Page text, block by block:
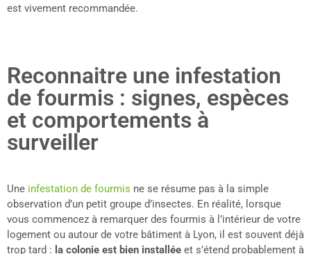
est vivement recommandée.
Reconnaitre une infestation
de fourmis : signes, espèces
et comportements à
surveiller
Une infestation de fourmis ne se résume pas à la simple
observation d’un petit groupe d’insectes. En réalité, lorsque
vous commencez à remarquer des fourmis à l’intérieur de votre
logement ou autour de votre bâtiment à Lyon, il est souvent déjà
trop tard : la colonie est bien installée et s’étend probablement à